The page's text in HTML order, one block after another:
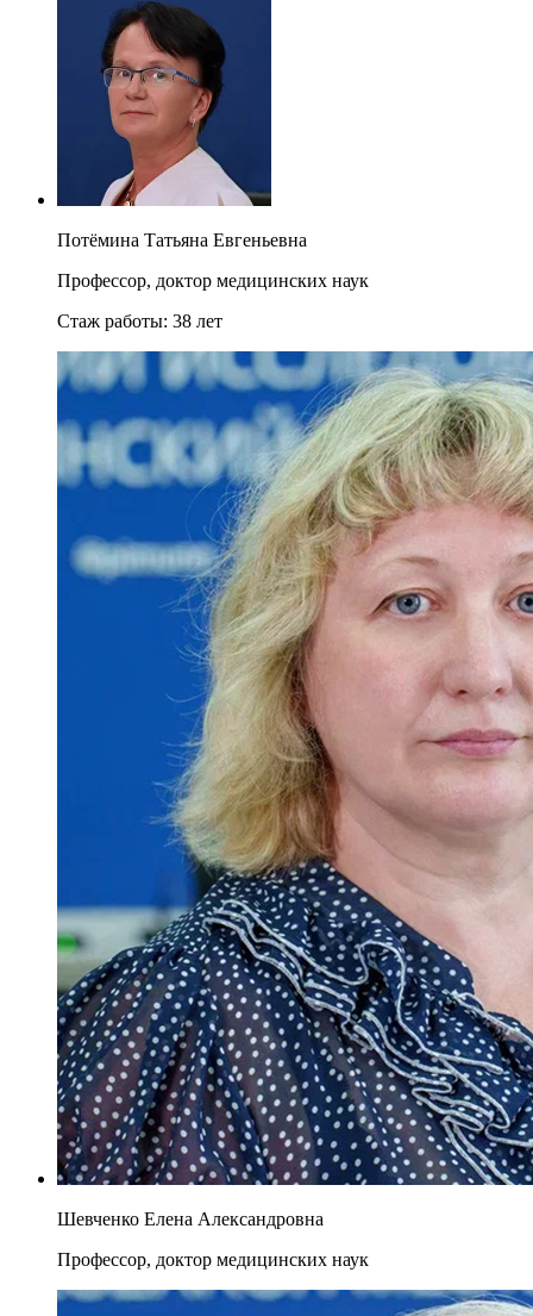
Потёмина Татьяна Евгеньевна
Профессор, доктор медицинских наук
Стаж работы: 38 лет
Шевченко Елена Александровна
Профессор, доктор медицинских наук